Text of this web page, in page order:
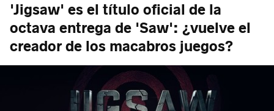
'Jigsaw' es el título oficial de la
octava entrega de 'Saw': ¿vuelve el
creador de los macabros juegos?